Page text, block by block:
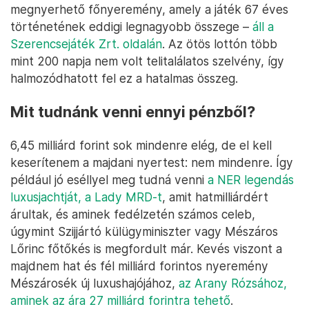
megnyerhető főnyeremény, amely a játék 67 éves
történetének eddigi legnagyobb összege – áll a
Szerencsejáték Zrt. oldalán. Az ötös lottón több
mint 200 napja nem volt telitalálatos szelvény, így
halmozódhatott fel ez a hatalmas összeg.
Mit tudnánk venni ennyi pénzből?
6,45 milliárd forint sok mindenre elég, de el kell
keserítenem a majdani nyertest: nem mindenre. Így
például jó eséllyel meg tudná venni a NER legendás
luxusjachtját, a Lady MRD-t, amit hatmilliárdért
árultak, és aminek fedélzetén számos celeb,
úgymint Szijjártó külügyminiszter vagy Mészáros
Lőrinc főtőkés is megfordult már. Kevés viszont a
majdnem hat és fél milliárd forintos nyeremény
Mészárosék új luxushajójához, az Arany Rózsához,
aminek az ára 27 milliárd forintra tehető.